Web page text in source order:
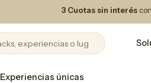
3 Cuotas sin interés
Experiencias únicas